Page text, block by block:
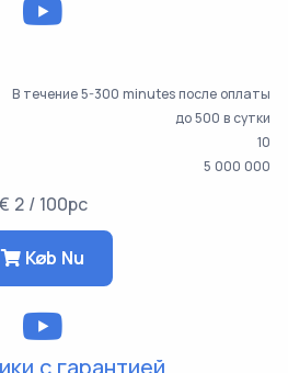
В течение 5-300 minutes после оплаты
до 500 в сутки
10
5 000 000
2 / 100pc
Køb Nu